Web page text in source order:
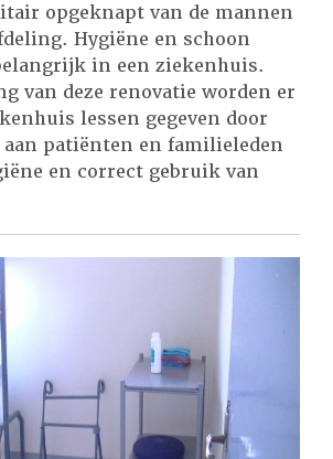
opgeknapt van de mannen
Hygiëne en schoon
in een ziekenhuis.
van deze renovatie worden er
lessen gegeven door
patiënten en familieleden
en correct gebruik van